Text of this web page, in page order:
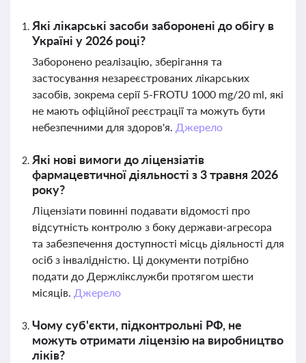
Які лікарські засоби заборонені до обігу в
Україні у 2026 році?
Заборонено реалізацію, зберігання та
застосування незареєстрованих лікарських
засобів, зокрема серії 5-FROTU 1000 mg/20 ml, які
не мають офіційної реєстрації та можуть бути
небезпечними для здоров'я. Джерело
Які нові вимоги до ліцензіатів
фармацевтичної діяльності з 3 травня 2026
року?
Ліцензіати повинні подавати відомості про
відсутність контролю з боку держави-агресора
та забезпечення доступності місць діяльності для
осіб з інвалідністю. Ці документи потрібно
подати до Держлікслужби протягом шести
місяців. Джерело
Чому суб'єкти, підконтрольні РФ, не
можуть отримати ліцензію на виробництво
ліків?